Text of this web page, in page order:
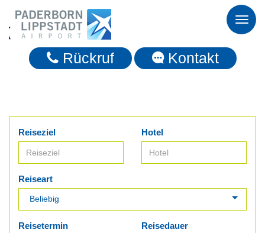
Toggle
Rückruf Kontakt
Reiseziel Hotel
Reiseart
Reisetermin Reisedauer